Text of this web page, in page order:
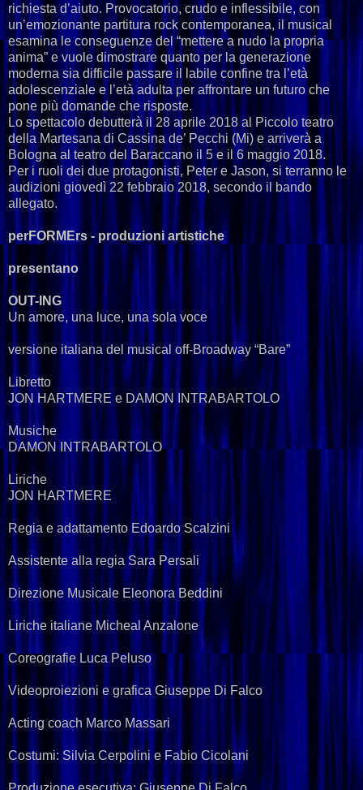
richiesta d’aiuto. Provocatorio, crudo e inflessibile, con
un’emozionante partitura rock contemporanea, il musical
esamina le conseguenze del “mettere a nudo la propria
anima” e vuole dimostrare quanto per la generazione
moderna sia difficile passare il labile confine tra l’età
adolescenziale e l’età adulta per affrontare un futuro che
pone più domande che risposte.
Lo spettacolo debutterà il 28 aprile 2018 al Piccolo teatro
della Martesana di Cassina de’ Pecchi (Mi) e arriverà a
Bologna al teatro del Baraccano il 5 e il 6 maggio 2018.
Per i ruoli dei due protagonisti, Peter e Jason, si terranno le
audizioni giovedì 22 febbraio 2018, secondo il bando
allegato.
perFORMErs - produzioni artistiche
presentano
OUT-ING
Un amore, una luce, una sola voce
versione italiana del musical off-Broadway “Bare”
Libretto
JON HARTMERE e DAMON INTRABARTOLO
Musiche
DAMON INTRABARTOLO
Liriche
JON HARTMERE
Regia e adattamento Edoardo Scalzini
Assistente alla regia Sara Persali
Direzione Musicale Eleonora Beddini
Liriche italiane Micheal Anzalone
Coreografie Luca Peluso
Videoproiezioni e grafica Giuseppe Di Falco
Acting coach Marco Massari
Costumi: Silvia Cerpolini e Fabio Cicolani